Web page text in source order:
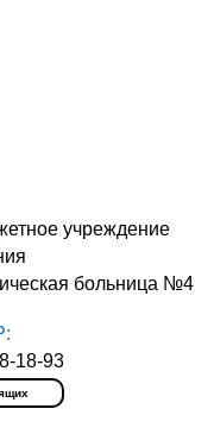
18-93
учреждение
больница №4